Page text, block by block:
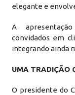
elegante e
A
convidados em
integrando ainda
UMA TRADIÇÃO
O presidente do